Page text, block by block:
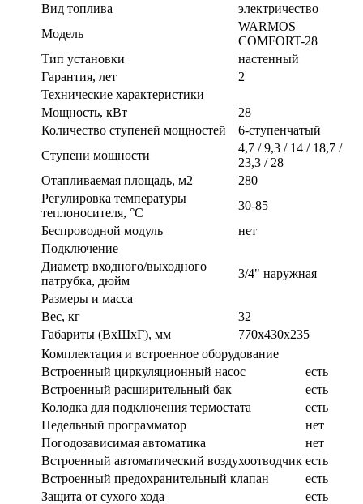
Вид топлива
электричество
Модель
WARMOS
COMFORT-28
Тип установки
настенный
Гарантия, лет
2
Технические характеристики
Мощность, кВт
28
Количество ступеней мощностей
6-ступенчатый
Ступени мощности
4,7 / 9,3 / 14 / 18,7 /
23,3 / 28
Отапливаемая площадь, м2
280
Регулировка температуры
теплоносителя, °С
30-85
Беспроводной модуль
нет
Подключение
Диаметр входного/выходного
патрубка, дюйм
3/4" наружная
Размеры и масса
Вес, кг
32
Габариты (ВxШxГ), мм
770x430x235
Комплектация и встроенное оборудование
Встроенный циркуляционный насос
есть
Встроенный расширительный бак
есть
Колодка для подключения термостата
есть
Недельный программатор
нет
Погодозависимая автоматика
нет
Встроенный автоматический воздухоотводчик есть
Встроенный предохранительный клапан
есть
Защита от сухого хода
есть